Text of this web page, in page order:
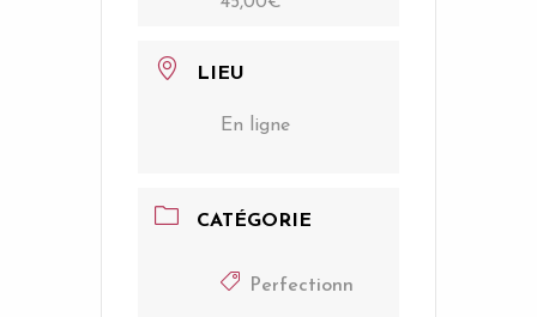
LIEU
En ligne
CATÉGORIE
Perfectionn